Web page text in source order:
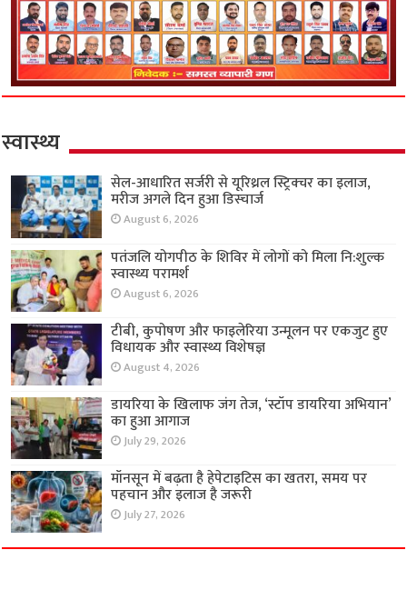
स्वास्थ्य
सेल-आधारित सर्जरी से यूरिथ्रल स्ट्रिक्चर का इलाज,
मरीज अगले दिन हुआ डिस्चार्ज
August 6, 2026
पतंजलि योगपीठ के शिविर में लोगों को मिला नि:शुल्क
स्वास्थ्य परामर्श
August 6, 2026
टीबी, कुपोषण और फाइलेरिया उन्मूलन पर एकजुट हुए
विधायक और स्वास्थ्य विशेषज्ञ
August 4, 2026
डायरिया के खिलाफ जंग तेज, ‘स्टॉप डायरिया अभियान’
का हुआ आगाज
July 29, 2026
मॉनसून में बढ़ता है हेपेटाइटिस का खतरा, समय पर
पहचान और इलाज है जरूरी
July 27, 2026